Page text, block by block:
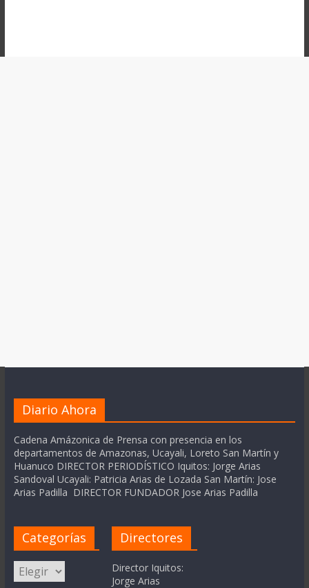
Diario Ahora
Cadena Amázonica de Prensa con presencia en los
departamentos de Amazonas, Ucayali, Loreto San Martín y
Huanuco DIRECTOR PERIODÍSTICO Iquitos: Jorge Arias
Sandoval Ucayali: Patricia Arias de Lozada San Martín: Jose
Arias Padilla DIRECTOR FUNDADOR Jose Arias Padilla
Categorías
Categorías
Directores
Director Iquitos:
Jorge Arias